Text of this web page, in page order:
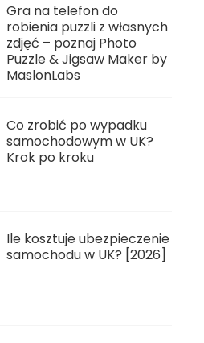
Gra na telefon do
robienia puzzli z własnych
zdjęć – poznaj Photo
Puzzle & Jigsaw Maker by
MaslonLabs
Co zrobić po wypadku
samochodowym w UK?
Krok po kroku
Ile kosztuje ubezpieczenie
samochodu w UK? [2026]